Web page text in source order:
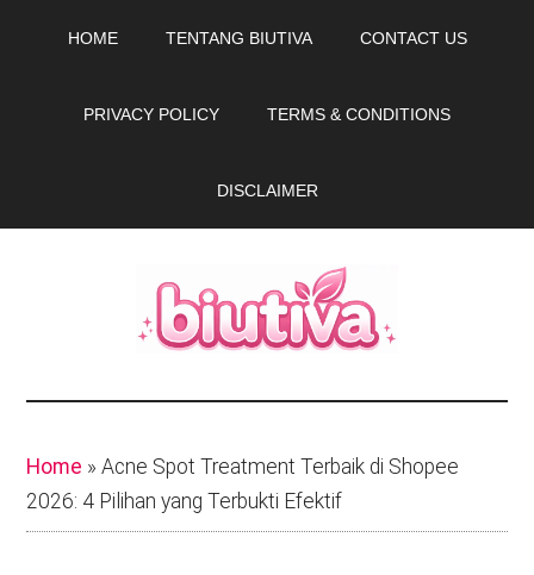
HOME TENTANG BIUTIVA CONTACT US
PRIVACY POLICY TERMS & CONDITIONS
DISCLAIMER
Biutiva.com
Home »Acne Spot Treatment Terbaik di Shopee
2026: 4 Pilihan yang Terbukti Efektif